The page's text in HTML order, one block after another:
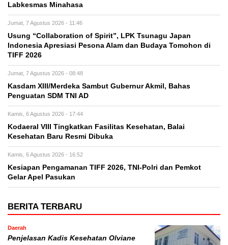
Labkesmas Minahasa
Jumat, 7 Agustus 2026 - 11:46
Usung “Collaboration of Spirit”, LPK Tsunagu Japan
Indonesia Apresiasi Pesona Alam dan Budaya Tomohon di
TIFF 2026
Jumat, 7 Agustus 2026 - 08:48
Kasdam XIII/Merdeka Sambut Gubernur Akmil, Bahas
Penguatan SDM TNI AD
Kamis, 6 Agustus 2026 - 17:44
Kodaeral VIII Tingkatkan Fasilitas Kesehatan, Balai
Kesehatan Baru Resmi Dibuka
Kamis, 6 Agustus 2026 - 16:52
Kesiapan Pengamanan TIFF 2026, TNI-Polri dan Pemkot
Gelar Apel Pasukan
BERITA TERBARU
Daerah
Penjelasan Kadis Kesehatan Olviane